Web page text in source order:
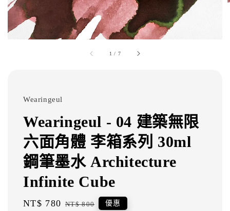
1 / 7
Wearingeul
Wearingeul - 04 建築無限
六面角體 李箱系列 30ml
鋼筆墨水 Architecture
Infinite Cube
Sale
NT$ 780 Regular
NT$ 800 優惠